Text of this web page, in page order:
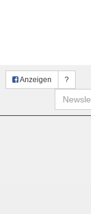
Anzeigen ?
Newsletter